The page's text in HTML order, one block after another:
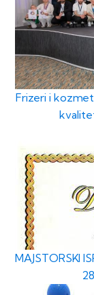
Frizeri i
MAJSTORSKI